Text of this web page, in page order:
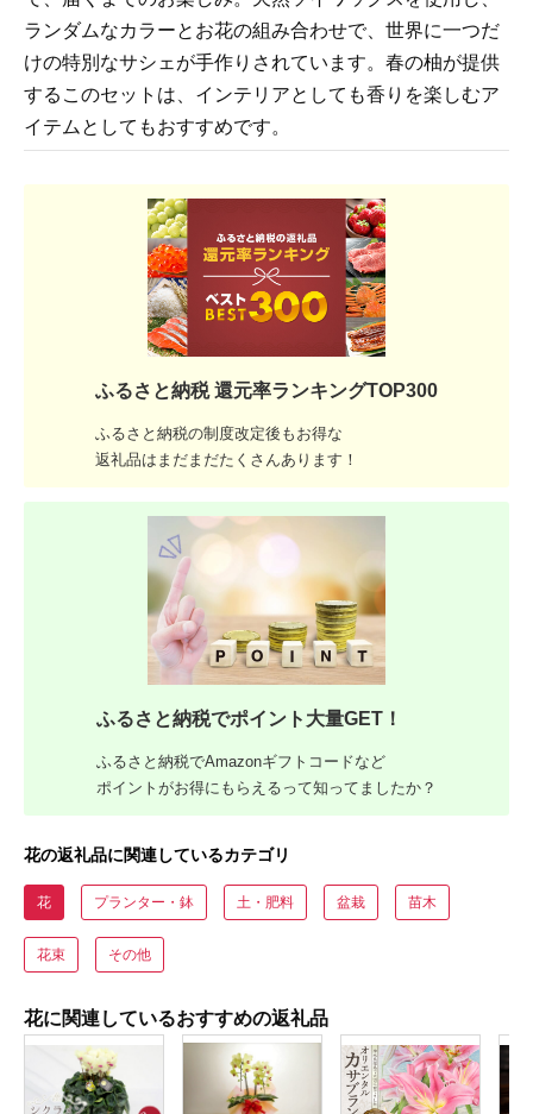
ランダムなカラーとお花の組み合わせで、世界に一つだ
けの特別なサシェが手作りされています。春の柚が提供
するこのセットは、インテリアとしても香りを楽しむア
イテムとしてもおすすめです。
ふるさと納税 還元率ランキングTOP300
ふるさと納税の制度改定後もお得な
返礼品はまだまだたくさんあります！
ふるさと納税でポイント大量GET！
ふるさと納税でAmazonギフトコードなど
ポイントがお得にもらえるって知ってましたか？
花の返礼品に関連しているカテゴリ
花 プランター・鉢 土・肥料 盆栽 苗木
花束 その他
花に関連しているおすすめの返礼品